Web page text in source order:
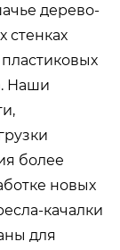
дерево-
стенках
Наши
более
новых
качалки
для